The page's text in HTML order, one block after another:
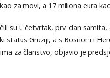
zajmovi, a 17 miliona eura
su u četvrtak, prvi dan
status Gruziji, a s Bosnom i
za članstvo, objavio je